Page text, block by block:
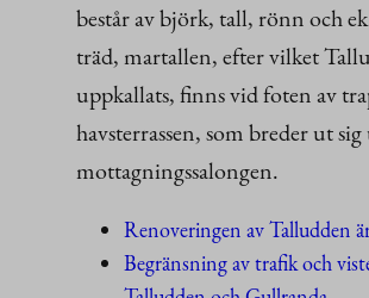
består av björk, tall, rönn och
träd, martallen, efter vilket
uppkallats, finns vid foten av
havsterrassen, som breder ut
mottagningssalongen.
Renoveringen av Talludden
Begränsning av trafik och